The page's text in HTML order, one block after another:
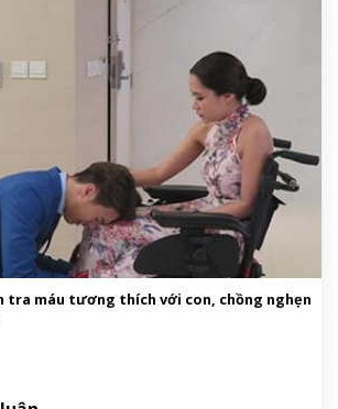
tra máu tương thích với con, chồng nghẹn